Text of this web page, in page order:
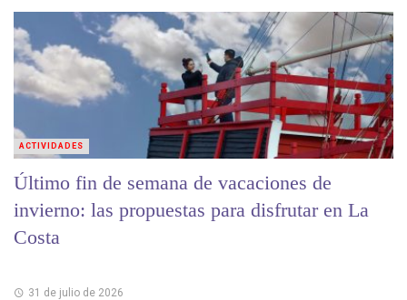
Último fin de semana de vacaciones de
invierno: las propuestas para disfrutar en La
Costa
31 de julio de 2026
ACTIVIDADES